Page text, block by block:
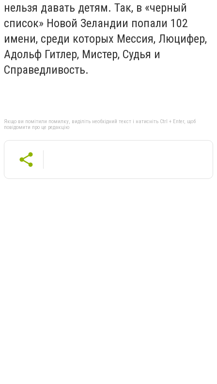
нельзя давать детям. Так, в «черный
список» Новой Зеландии попали 102
имени, среди которых Мессия, Люцифер,
Адольф Гитлер, Мистер, Судья и
Справедливость.
Якщо ви помітили помилку, виділіть необхідний текст і натисніть Ctrl + Enter, щоб
повідомити про це редакцію